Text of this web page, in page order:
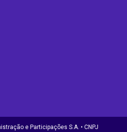
e Participações S.A. • CNPJ